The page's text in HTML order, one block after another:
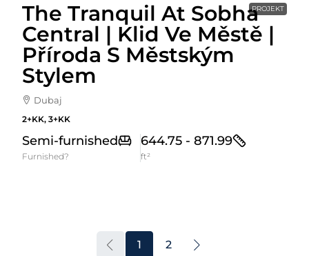
PROJEKT
The Tranquil At Sobha
Central | Klid Ve Městě |
Příroda S Městským
Stylem
Dubaj
2+KK, 3+KK
Semi-furnished
Furnished?
644.75 - 871.99
ft²
1 2